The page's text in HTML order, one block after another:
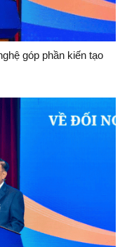
góp phần kiến tạo